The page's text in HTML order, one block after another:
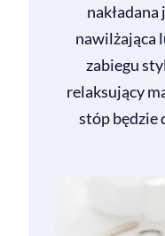
nawilżająca
zabiegu
relaksujący
stóp będzie